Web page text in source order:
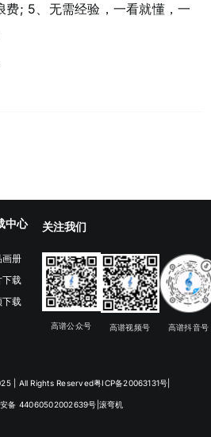
费; 5、无需经验，一看就懂，一
中心
画册
下载
下载
关注我们
高谱公众号 高谱视频号 高谱抖音号
| All Rights Reserved粤ICP备20063131号
备 44060502002639号 |滚弯机